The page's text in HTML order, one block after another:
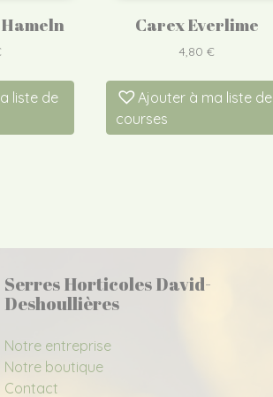
liste de
Carex Everlime
4,80€
Ajouter à ma liste de
courses
Serres Horticoles David-
Deshoullières
Notre entreprise
Notre boutique
Contact